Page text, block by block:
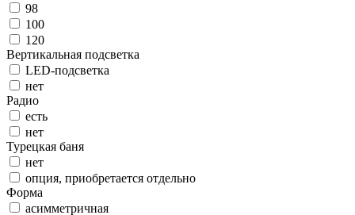
98
100
120
Вертикальная подсветка
LED-подсветка
нет
Радио
есть
нет
Турецкая баня
нет
опция, приобретается отдельно
Форма
асимметричная